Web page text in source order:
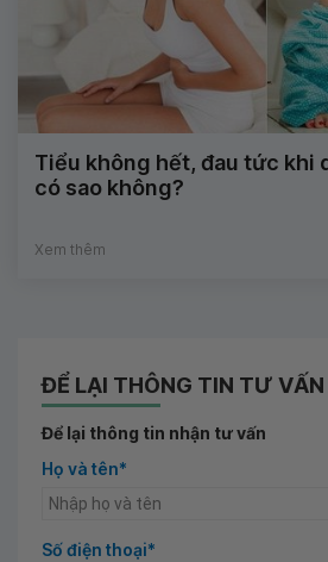
Tiểu không hết, đau tức khi
có sao không?
Xem thêm
ĐỂ LẠI THÔNG TIN TƯ VẤN
Để lại thông tin nhận tư vấn
Họ và tên*
Số điện thoại*